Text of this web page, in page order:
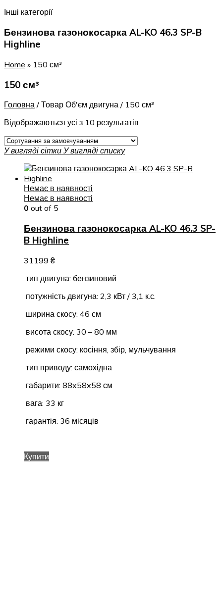
Інші категорії
Бензинова газонокосарка AL-KO 46.3 SP-B
Highline
Home » 150 см³
150 см³
Головна / Товар Об'єм двигуна / 150 см³
Відображаються усі з 10 результатів
У вигляді сітки У вигляді списку
Немає в наявності
Немає в наявності
0 out of 5
Бензинова газонокосарка AL-KO 46.3 SP-
B Highline
31199 ₴
тип двигуна: бензиновий
потужність двигуна: 2,3 кВт / 3,1 к.с.
ширина скосу: 46 см
висота скосу: 30 – 80 мм
режими скосу: косіння, збір, мульчування
тип приводу: самохідна
габарити: 88x58x58 см
вага: 33 кг
гарантія: 36 місяців
Купити